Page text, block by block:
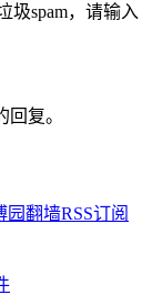
圾spam，请输入
复。